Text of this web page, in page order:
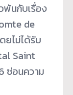
พันกับเรื่อง
de
ยไม่ได้รับ
Saint
ซ่อนความ